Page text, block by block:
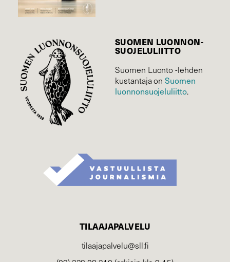
SUOMEN LUONNON­
SUOJELU­LIITTO
Suomen Luonto -lehden
kustantaja onSuomen
luonnonsuojelu­liitto.
TILAAJAPALVELU
tilaajapalvelu@sll.fi